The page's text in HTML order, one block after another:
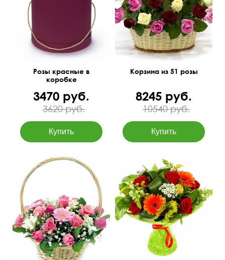
Розы красные в
коробке
3470 руб.
3620 руб.
Корзина из 51 розы
8245 руб.
10540 руб.